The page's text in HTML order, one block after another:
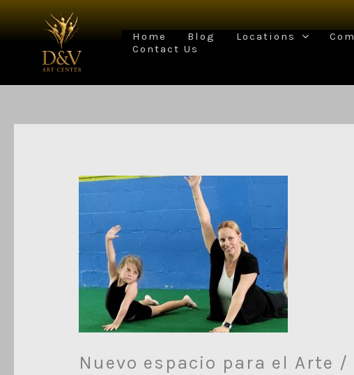
content
Home Blog Locations
Contact Us
Nuevo espacio para el Arte